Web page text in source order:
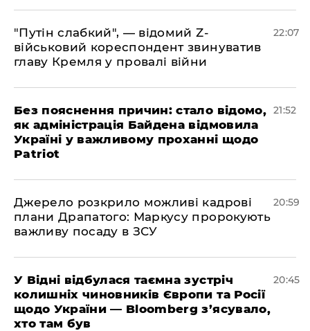
"Путін слабкий", — відомий Z-
військовий кореспондент звинуватив
главу Кремля у провалі війни
22:07
​Без пояснення причин: стало відомо,
як адміністрація Байдена відмовила
Україні у важливому проханні щодо
Patriot
21:52
​Джерело розкрило можливі кадрові
плани Драпатого: Маркусу пророкують
важливу посаду в ЗСУ
20:59
​У Відні відбулася таємна зустріч
колишніх чиновників Європи та Росії
щодо України — Bloomberg з’ясувало,
хто там був
20:45